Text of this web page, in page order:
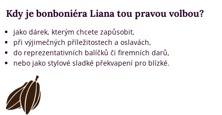
Kdy je bonboniéra Liana tou pravou volbou?
jako dárek, kterým chcete zapůsobit,
při výjimečných příležitostech a oslavách,
do reprezentativních balíčků či firemních darů,
nebo jako stylové sladké překvapení pro blízké.